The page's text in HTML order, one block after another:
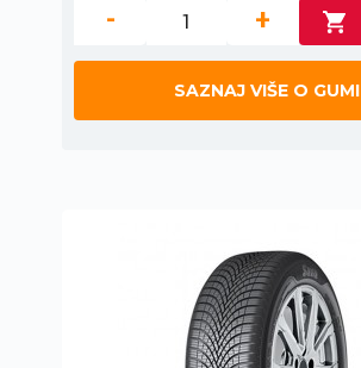
- +
SAZNAJ VIŠE O GUMI